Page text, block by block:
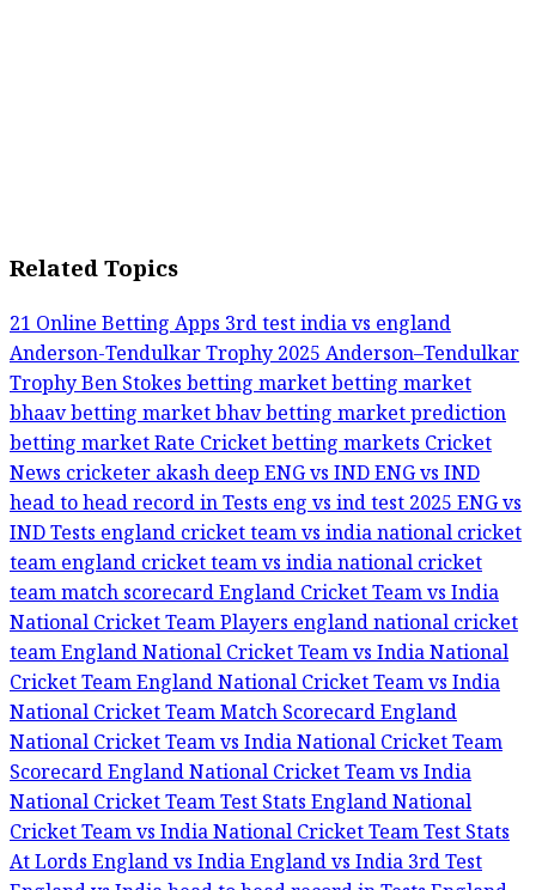
Related Topics
21 Online Betting Apps3rd test india vs england
Anderson-Tendulkar Trophy 2025Anderson–Tendulkar
TrophyBen Stokesbetting marketbetting market
bhaavbetting market bhavbetting market prediction
betting market RateCricket betting marketsCricket
Newscricketer akash deepENG vs INDENG vs IND
head to head record in Testseng vs ind test 2025ENG vs
IND Testsengland cricket team vs india national cricket
teamengland cricket team vs india national cricket
team match scorecardEngland Cricket Team vs India
National Cricket Team Playersengland national cricket
teamEngland National Cricket Team vs India National
Cricket TeamEngland National Cricket Team vs India
National Cricket Team Match ScorecardEngland
National Cricket Team vs India National Cricket Team
ScorecardEngland National Cricket Team vs India
National Cricket Team Test StatsEngland National
Cricket Team vs India National Cricket Team Test Stats
At LordsEngland vs IndiaEngland vs India 3rd Test